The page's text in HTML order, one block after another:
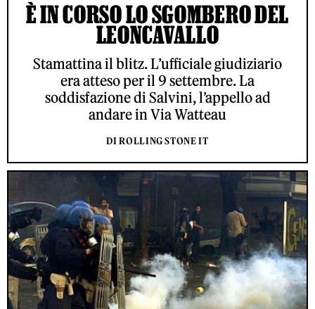
È IN CORSO LO SGOMBERO DEL
LEONCAVALLO
Stamattina il blitz. L’ufficiale giudiziario
era atteso per il 9 settembre. La
soddisfazione di Salvini, l’appello ad
andare in Via Watteau
DI ROLLING STONE IT